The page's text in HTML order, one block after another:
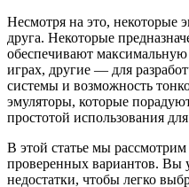
Несмотря на это, некоторые
друга. Некоторые
обеспечивают
играх, другие — для
системы и возможность
эмуляторы, которые
простотой использования
В этой статье мы
проверенных вариантов. Вы
недостатки, чтобы легко